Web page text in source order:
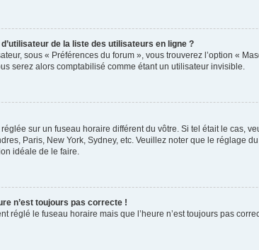
de la liste des utilisateurs en ligne ?
sous « Préférences du forum », vous trouverez l’option «
serez alors comptabilisé comme étant un utilisateur invisible.
sur un fuseau horaire différent du vôtre. Si tel était le cas,
Paris, New York, Sydney, etc. Veuillez noter que le réglage
idéale de le faire.
n’est toujours pas correcte !
réglé le fuseau horaire mais que l’heure n’est toujours pas